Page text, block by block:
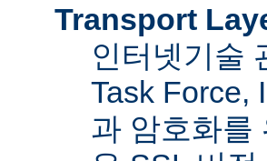
Transport
인터넷기술
Task Force,
과 암호화를